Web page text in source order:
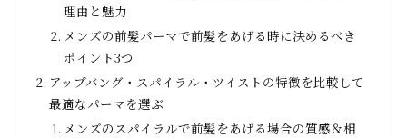
理由と魅力
メンズの前髪パーマで前髪をあげる時に決めるべき
ポイント3つ
アップバング・スパイラル・ツイストの特徴を比較して
最適なパーマを選ぶ
メンズのスパイラルで前髪をあげる場合の質感＆相